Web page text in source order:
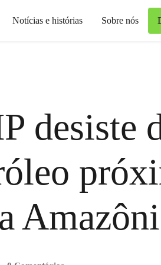
Notícias e histórias Sobre nós
desiste